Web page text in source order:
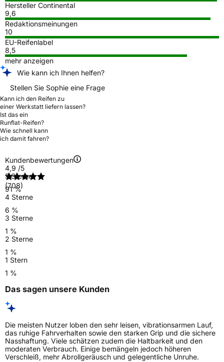
Hersteller Continental
9,6
Redaktionsmeinungen
10
EU-Reifenlabel
8,5
mehr anzeigen
Wie kann ich Ihnen helfen?
Stellen Sie Sophie eine Frage
Kann ich den Reifen zu
einer Werkstatt liefern lassen?
Ist das ein
Runflat-Reifen?
Wie schnell kann
ich damit fahren?
Kundenbewertungen
4,9 /5
(708)
5 Sterne
91 %
4 Sterne
6 %
3 Sterne
1 %
2 Sterne
1 %
1 Stern
1 %
Das sagen unsere Kunden
Die meisten Nutzer loben den sehr leisen, vibrationsarmen Lauf,
das ruhige Fahrverhalten sowie den starken Grip und die sichere
Nasshaftung. Viele schätzen zudem die Haltbarkeit und den
moderaten Verbrauch. Einige bemängeln jedoch höheren
Verschleiß, mehr Abrollgeräusch und gelegentliche Unruhe.